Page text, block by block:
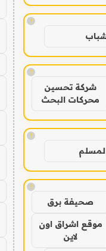
!
!
شركة تحسين
محركات البحث
!
!
صحيفة برق
موقع اشراق اون
لاين